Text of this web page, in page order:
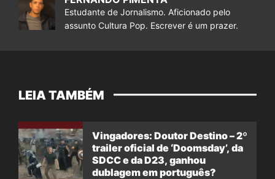
Estudante de Jornalismo. Aficionado pelo
assunto Cultura Pop. Escrever é um prazer.
LEIA TAMBÉM
Vingadores: Doutor Destino – 2º
trailer oficial de ‘Doomsday’, da
SDCC e da D23, ganhou
dublagem em português?